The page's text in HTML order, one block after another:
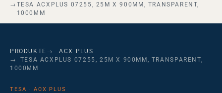
TESA ACXPLUS 07255, 25M X 900MM, TRANSPARENT,
1000ΜM
PRODUKTE
ACX PLUS
TESA ACXPLUS 07255, 25M X 900MM, TRANSPARENT,
1000ΜM
TESA · ACX PLUS